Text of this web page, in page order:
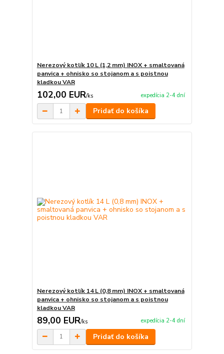
Nerezový kotlík 10 L (1,2 mm) INOX + smaltovaná
panvica + ohnisko so stojanom a s poistnou
kladkou VAR
102,00 EUR/ks expedícia 2-4 dní
Pridať do košíka
Nerezový kotlík 14 L (0,8 mm) INOX + smaltovaná
panvica + ohnisko so stojanom a s poistnou
kladkou VAR
89,00 EUR/ks expedícia 2-4 dní
Pridať do košíka